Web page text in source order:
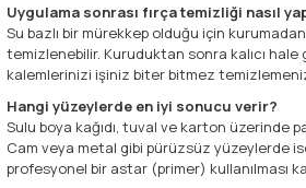
Uygulama sonrası fırça temizliği nasıl
Su bazlı bir mürekkep olduğu için
temizlenebilir. Kuruduktan sonra kalıcı hale
kalemlerinizi işiniz biter bitmez
Hangi yüzeylerde en iyi sonucu verir?
Sulu boya kağıdı, tuval ve karton üzerinde
Cam veya metal gibi pürüzsüz yüzeylerde
profesyonel bir astar (primer) kullanılması